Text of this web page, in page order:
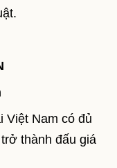
Việt Nam có đủ
thành đấu giá